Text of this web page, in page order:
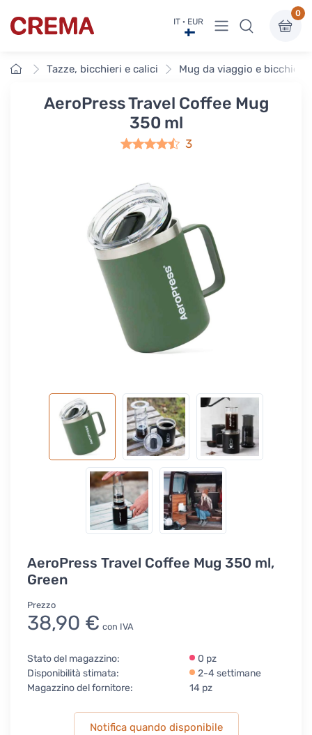
Crema IT · EUR Visualizza menu
0
HomeTazze, bicchieri e calici Mug da viaggio e bicchieri
AeroPress Travel Coffee Mug
350 ml
3
AeroPress Travel Coffee Mug 350 ml,
Green
Prezzo
38,90 € con IVA
Stato del magazzino:
0 pz
Disponibilità stimata:
2-4 settimane
Magazzino del fornitore:
14 pz
Notifica quando disponibile